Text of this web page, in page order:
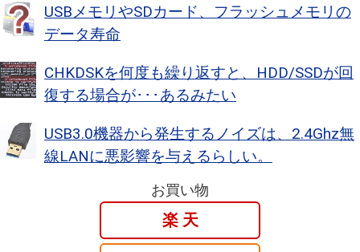
USBメモリやSDカード、フラッシュメモリの
データ寿命
CHKDSKを何度も繰り返すと、HDD/SSDが回
復する場合が･･･あるみたい
USB3.0機器から発生するノイズは、2.4Ghz無
線LANに悪影響を与えるらしい。
お買い物
楽 天